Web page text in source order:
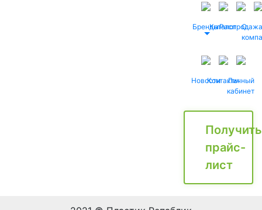
БрендыКаталог
Распродажа
О
НовостиКонтактыЛичный
кабинет
Получить
прайс-
лист